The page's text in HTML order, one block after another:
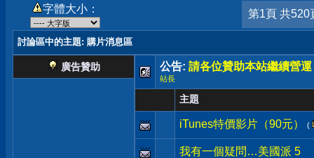
字體大小： 第1頁 共520
討論區中的主題: 購片消息區
廣告贊助 公告: 請各位贊助本站繼續營運
站長
主題
iTunes特價影片（90元） (
我有一個疑問…美國派 5